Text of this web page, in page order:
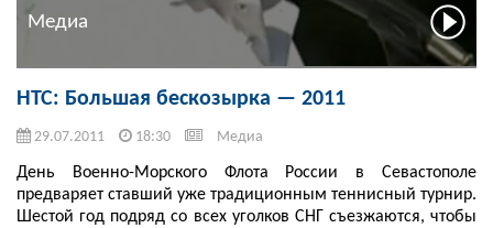
Медиа
НТС: Большая бескозырка — 2011
29.07.2011 18:30 Медиа
День Военно-Морского Флота России в Севастополе
предваряет ставший уже традиционным теннисный турнир.
Шестой год подряд со всех уголков СНГ съезжаются, чтобы